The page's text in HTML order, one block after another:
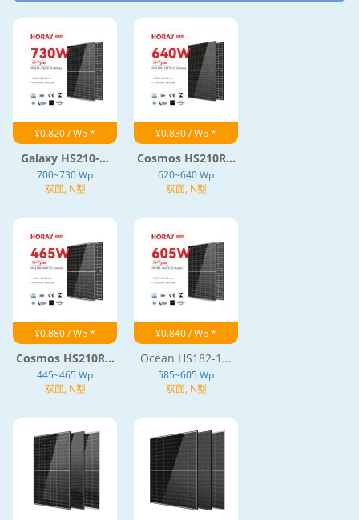
¥0.820 / Wp *
Galaxy HS210-...
700~730 Wp
双面, N型
¥0.830 / Wp *
Cosmos HS210R...
620~640 Wp
双面, N型
¥0.880 / Wp *
Cosmos HS210R...
445~465 Wp
双面, N型
¥0.840 / Wp *
Ocean HS182-1...
585~605 Wp
双面, N型